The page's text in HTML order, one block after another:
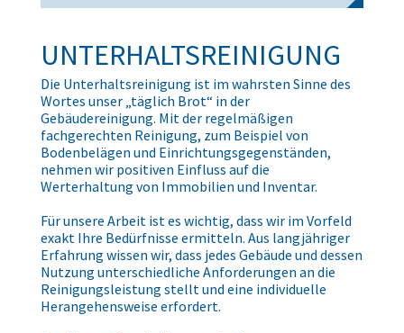
UNTERHALTSREINIGUNG
Die Unterhaltsreinigung ist im wahrsten Sinne des
Wortes unser „täglich Brot“ in der
Gebäudereinigung. Mit der regelmäßigen
fachgerechten Reinigung, zum Beispiel von
Bodenbelägen und Einrichtungsgegenständen,
nehmen wir positiven Einfluss auf die
Werterhaltung von Immobilien und Inventar.
Für unsere Arbeit ist es wichtig, dass wir im Vorfeld
exakt Ihre Bedürfnisse ermitteln. Aus langjähriger
Erfahrung wissen wir, dass jedes Gebäude und dessen
Nutzung unterschiedliche Anforderungen an die
Reinigungsleistung stellt und eine individuelle
Herangehensweise erfordert.